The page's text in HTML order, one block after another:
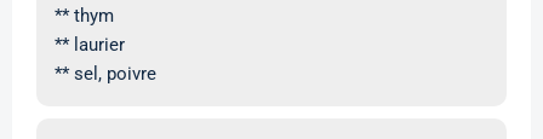
** thym
** laurier
** sel, poivre